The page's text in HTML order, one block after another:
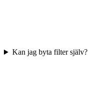
Kan jag byta filter själv?